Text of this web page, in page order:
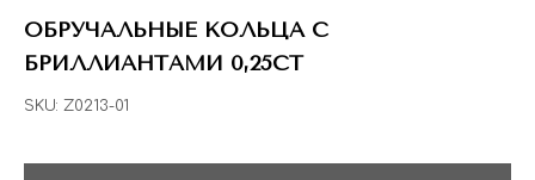
ОБРУЧАЛЬНЫЕ КОЛЬЦА С
БРИЛЛИАНТАМИ 0,25CT
SKU: Z0213-01